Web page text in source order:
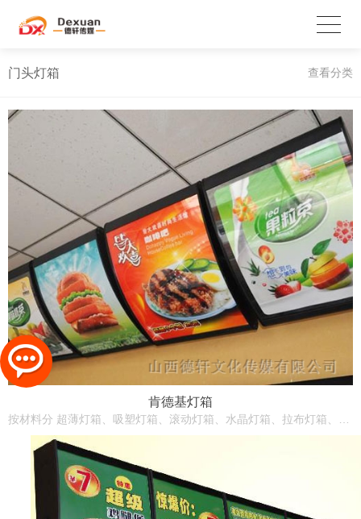
门头灯箱 查看分类
肯德基灯箱
按材料分 超薄灯箱、吸塑灯箱、滚动灯箱、水晶灯箱、拉布灯箱、电子灯箱、EL灯箱、LED灯箱、亚克力灯箱、铝型材灯箱、玻璃钢灯箱、不锈钢灯箱等。